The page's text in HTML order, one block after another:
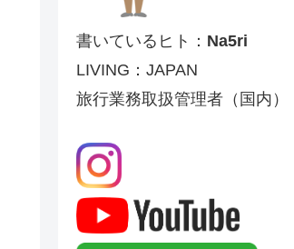
書いているヒト： Na5ri
LIVING：JAPAN
旅行業務取扱管理者（国内）